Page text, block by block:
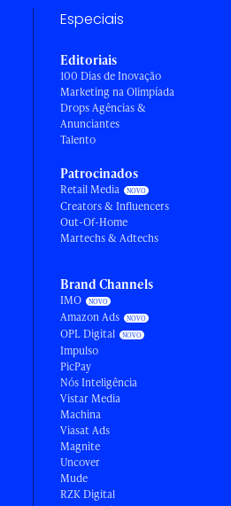
Especiais
Editoriais
100 Dias de Inovação
Marketing na Olimpíada
Drops Agências &
Anunciantes
Talento
Patrocinados
Retail Media
Creators & Influencers
Out-Of-Home
Martechs & Adtechs
Brand Channels
IMO
Amazon Ads
OPL Digital
Impulso
PicPay
Nós Inteligência
Vistar Media
Machina
Viasat Ads
Magnite
Uncover
Mude
RZK Digital